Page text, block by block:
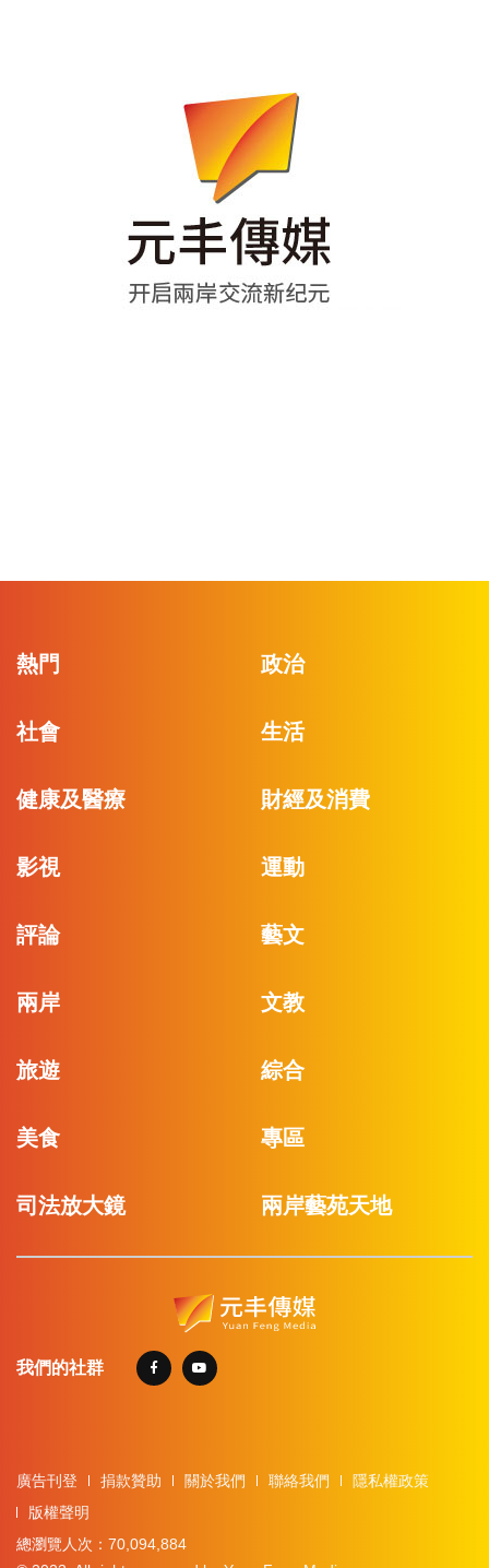
熱門 政治
社會 生活
健康及醫療 財經及消費
影視 運動
評論 藝文
兩岸 文教
旅遊 綜合
美食 專區
司法放大鏡 兩岸藝苑天地
我們的社群
廣告刊登 捐款贊助 關於我們 聯絡我們
隱私權政策
版權聲明
總瀏覽人次：70,094,884